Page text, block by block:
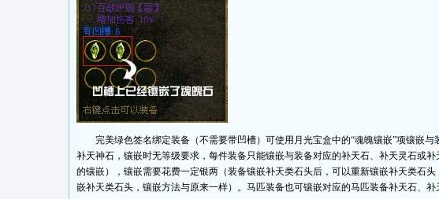
完美绿色签名绑定装备（不需要带凹槽）可使用月光宝盒中的“魂魄镶嵌”项镶嵌与
补天神石，镶嵌时无等级要求，每件装备只能镶嵌与装备对应的补天石、补天灵石或
的镶嵌），镶嵌需要花费一定银两（装备镶嵌补天类石头后，可以重新镶嵌补天类石
嵌补天类石头，镶嵌方法与原来一样）。马匹装备也可镶嵌对应的马匹装备补天石、补